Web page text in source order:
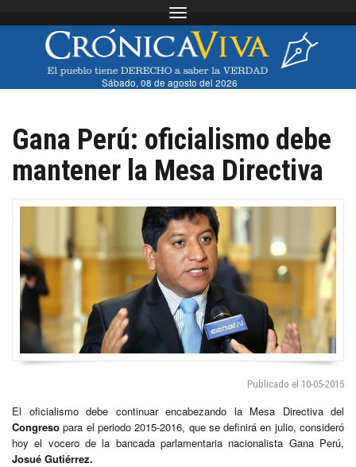
Toggle navigation
Sábado, 08 de agosto del 2026
Gana Perú: oficialismo debe
mantener la Mesa Directiva
Publicado el 10-05-2015
El oficialismo debe continuar encabezando la Mesa Directiva del
Congreso para el periodo 2015-2016, que se definirá en julio, consideró
hoy el vocero de la bancada parlamentaria nacionalista Gana Perú,
Josué Gutiérrez.